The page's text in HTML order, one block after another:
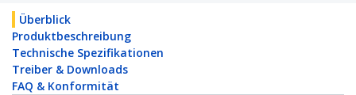
Überblick
Produktbeschreibung
Technische Spezifikationen
Treiber & Downloads
FAQ & Konformität